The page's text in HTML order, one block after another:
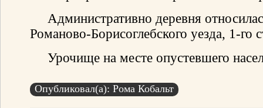
Административно деревня
Романово-Борисоглебского уезда, 1-го
Урочище на месте опустевшего
Опубликовал(а): Рома Кобальт